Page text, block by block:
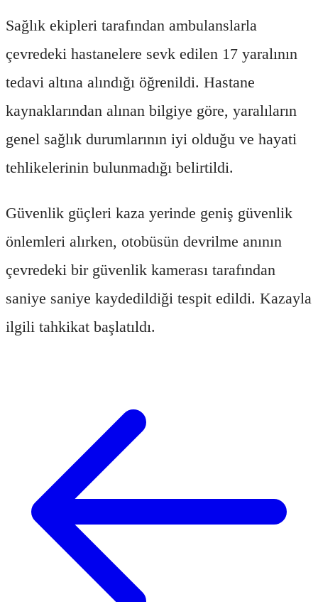
Sağlık ekipleri tarafından ambulanslarla
çevredeki hastanelere sevk edilen 17 yaralının
tedavi altına alındığı öğrenildi. Hastane
kaynaklarından alınan bilgiye göre, yaralıların
genel sağlık durumlarının iyi olduğu ve hayati
tehlikelerinin bulunmadığı belirtildi.
Güvenlik güçleri kaza yerinde geniş güvenlik
önlemleri alırken, otobüsün devrilme anının
çevredeki bir güvenlik kamerası tarafından
saniye saniye kaydedildiği tespit edildi. Kazayla
ilgili tahkikat başlatıldı.